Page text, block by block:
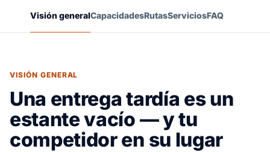
Visión generalCapacidadesRutasServiciosFAQ
VISIÓN GENERAL
Una entrega tardía es un
estante vacío — y tu
competidor en su lugar